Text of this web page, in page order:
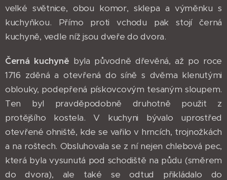
velké světnice, obou komor, sklepa a výměnku s
kuchyňkou. Přímo proti vchodu pak stojí černá
kuchyně, vedle níž jsou dveře do dvora.
Černá kuchyně byla původně dřevěná, až po roce
1716 zděná a otevřená do síně s dvěma klenutými
oblouky, podepřená pískovcovým tesaným sloupem.
Ten byl pravděpodobně druhotně použit z
protějšího kostela. V kuchyni bývalo uprostřed
otevřené ohniště, kde se vařilo v hrncích, trojnožkách
a na roštech. Obsluhovala se z ní nejen chlebová pec,
která byla vysunutá pod schodiště na půdu (směrem
do dvora), ale také se odtud přikládalo do